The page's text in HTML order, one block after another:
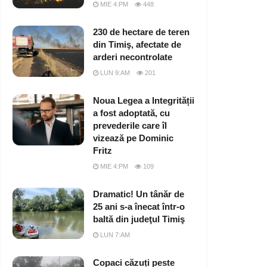
MIE 4:PM 448
230 de hectare de teren
din Timiş, afectate de
arderi necontrolate
LUN 9:AM 201
Noua Legea a Integrității
a fost adoptată, cu
prevederile care îl
vizează pe Dominic
Fritz
MIE 4:PM 109
Dramatic! Un tânăr de
25 ani s-a înecat într-o
baltă din judeţul Timiş
LUN 7:AM
Copaci căzuți peste